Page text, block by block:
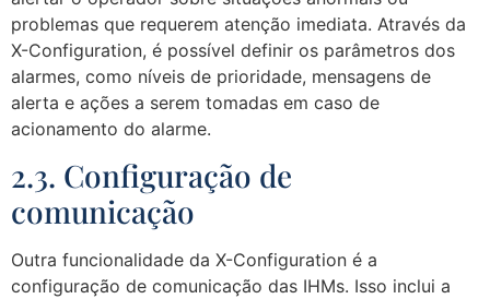
problemas que requerem atenção imediata. Através da
X-Configuration, é possível definir os parâmetros dos
alarmes, como níveis de prioridade, mensagens de
alerta e ações a serem tomadas em caso de
acionamento do alarme.
2.3. Configuração de
comunicação
Outra funcionalidade da X-Configuration é a
configuração de comunicação das IHMs. Isso inclui a